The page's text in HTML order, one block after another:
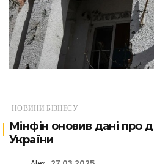
НОВИНИ БІЗНЕСУ
Мінфін оновив дані про
України